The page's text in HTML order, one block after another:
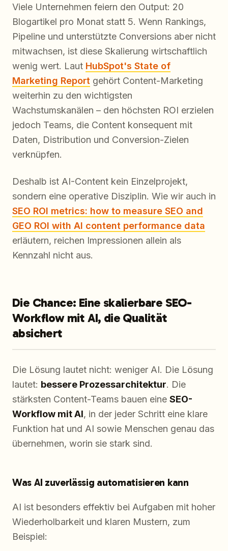
Viele Unternehmen feiern den Output: 20
Blogartikel pro Monat statt 5. Wenn Rankings,
Pipeline und unterstützte Conversions aber nicht
mitwachsen, ist diese Skalierung wirtschaftlich
wenig wert. Laut HubSpot's State of
Marketing Report gehört Content-Marketing
weiterhin zu den wichtigsten
Wachstumskanälen – den höchsten ROI erzielen
jedoch Teams, die Content konsequent mit
Daten, Distribution und Conversion-Zielen
verknüpfen.
Deshalb ist AI-Content kein Einzelprojekt,
sondern eine operative Disziplin. Wie wir auch in
SEO ROI metrics: how to measure SEO and
GEO ROI with AI content performance data
erläutern, reichen Impressionen allein als
Kennzahl nicht aus.
Die Chance: Eine skalierbare SEO-
Workflow mit AI, die Qualität
absichert
Die Lösung lautet nicht: weniger AI. Die Lösung
lautet: bessere Prozessarchitektur. Die
stärksten Content-Teams bauen eine SEO-
Workflow mit AI, in der jeder Schritt eine klare
Funktion hat und AI sowie Menschen genau das
übernehmen, worin sie stark sind.
Was AI zuverlässig automatisieren kann
AI ist besonders effektiv bei Aufgaben mit hoher
Wiederholbarkeit und klaren Mustern, zum
Beispiel: